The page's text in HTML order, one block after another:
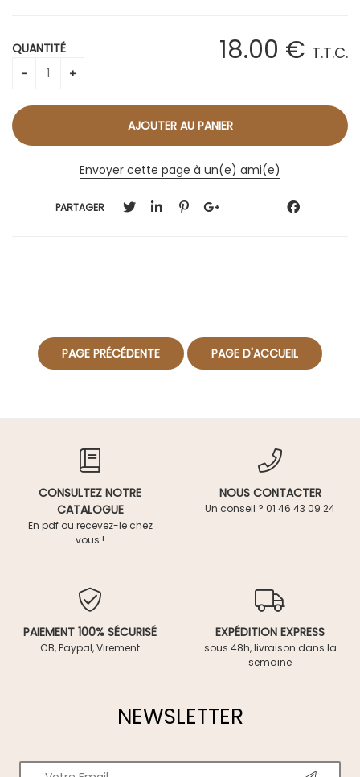
18.00 € T.T.C.
QUANTITÉ
Envoyer cette page à un(e) ami(e)
PARTAGER
CONSULTEZ NOTRE
CATALOGUE
En pdf ou recevez-le chez
vous !
NOUS CONTACTER
Un conseil ? 01 46 43 09 24
PAIEMENT 100% SÉCURISÉ
CB, Paypal, Virement
EXPÉDITION EXPRESS
sous 48h, livraison dans la
semaine
NEWSLETTER